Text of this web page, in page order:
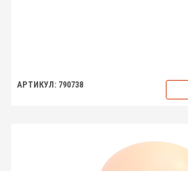
АРТИКУЛ: 790738